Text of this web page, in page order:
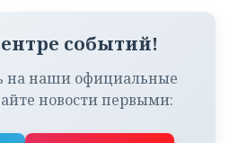
событий!
на наши официальные
новости первыми: